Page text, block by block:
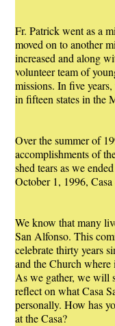
Fr. Patrick went as a
moved on to another
increased and along
volunteer team of
missions. In five
in fifteen states in the
Over the summer of
accomplishments of
shed tears as we
October 1, 1996,
We know that many
San Alfonso. This
celebrate thirty years
and the Church where
As we gather, we will
reflect on what Casa
personally. How has
at the Casa?